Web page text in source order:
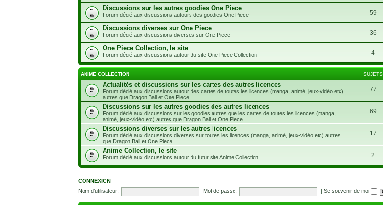
Discussions sur les autres goodies One Piece
Forum dédié aux discussions autours des goodies One Piece 59
Discussions diverses sur One Piece
Forum dédié aux discussions diverses sur One Piece 36
One Piece Collection, le site
Forum dédié aux discussions autour du site One Piece Collection 4
ANIME COLLECTION SUJETS
Actualités et discussions sur les cartes des autres licences
Forum dédié aux discussions autour des cartes de toutes les licences (manga, animé, jeux-vidéo etc)
autres que Dragon Ball et One Piece
77
Discussions sur les autres goodies des autres licences
Forum dédié aux discussions sur les goodies autres que les cartes de toutes les licences (manga,
animé, jeux-vidéo etc) autres que Dragon Ball et One Piece
69
Discussions diverses sur les autres licences
Forum dédié aux discussions diverses sur toutes les licences (manga, animé, jeux-vidéo etc) autres
que Dragon Ball et One Piece
17
Anime Collection, le site
Forum dédié aux discussions autour du futur site Anime Collection 2
CONNEXION
Nom d’utilisateur:
Mot de passe: |Se souvenir de moi